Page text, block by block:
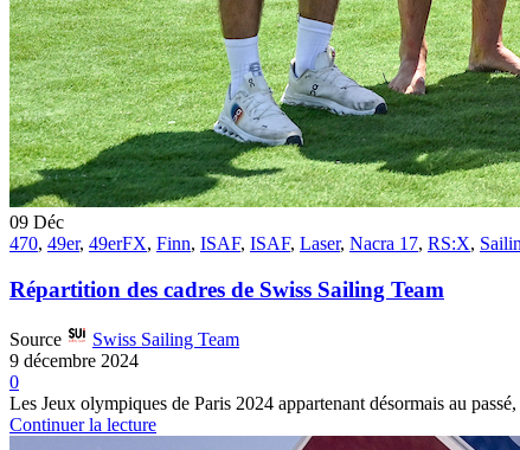
09 Déc
470, 49er, 49erFX, Finn, ISAF, ISAF, Laser, Nacra 17, RS:X,
Répartition des cadres de Swiss Sailing Team
Source
Swiss Sailing Team
9 décembre 2024
0
Les Jeux olympiques de Paris 2024 appartenant désormais au
Continuer la lecture